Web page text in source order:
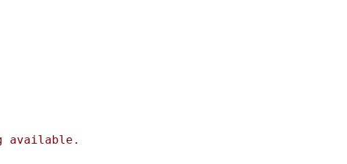
available.